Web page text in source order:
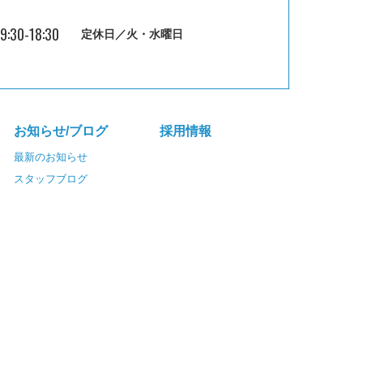
9:30-18:30 定休日／火・水曜日
お知らせ/ブログ
最新のお知らせ
スタッフブログ
採⽤情報